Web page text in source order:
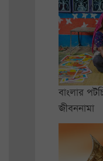
বাংলার
জীবননামা